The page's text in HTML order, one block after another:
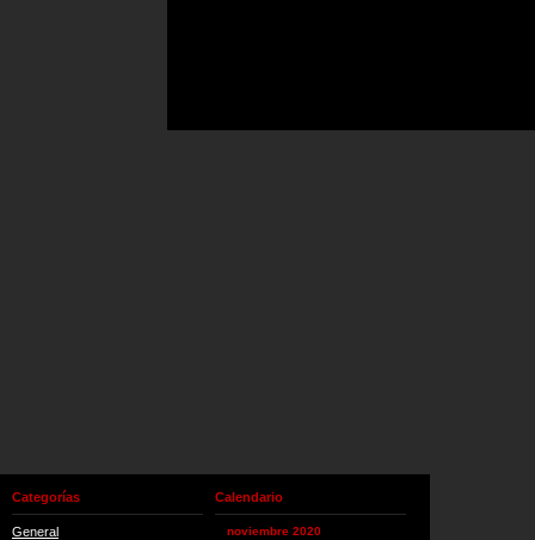
Categorías
General
Calendario
noviembre 2020